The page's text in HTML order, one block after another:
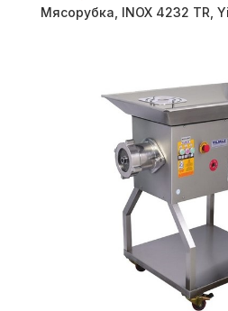
Мясорубка, INOX 4232 TR,